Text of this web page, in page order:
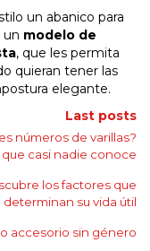
un abanico para
un modelo de
, que les permita
quieran tener las
elegante.
Last posts
números de varillas?
casi nadie conoce
los factores que
determinan su vida útil
accesorio sin género